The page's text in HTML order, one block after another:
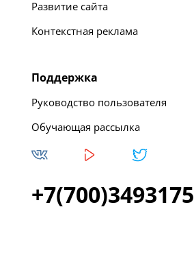
Развитие сайта
Контекстная реклама
Поддержка
Руководство пользователя
Обучающая рассылка
+7(700)3493175